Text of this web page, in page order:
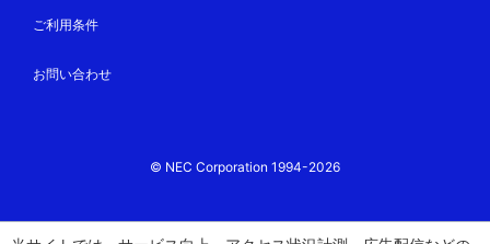
ご利用条件
お問い合わせ
© NEC Corporation 1994-2026